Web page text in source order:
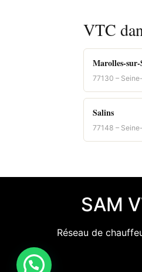
VTC
Marolles-sur-
77130 –
Salins
77148 –
SAM
Réseau de